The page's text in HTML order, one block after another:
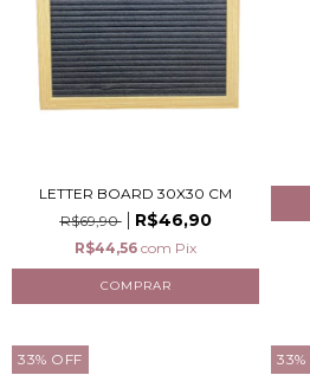
LETTER BOARD 30X30 CM
R$69,90
R$46,90
R$44,56 com Pix
33% OFF 33%